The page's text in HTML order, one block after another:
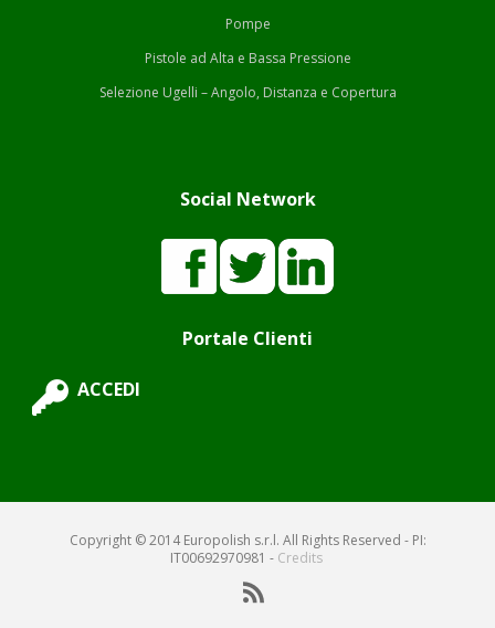
Pompe
Pistole ad Alta e Bassa Pressione
Selezione Ugelli – Angolo, Distanza e Copertura
Social Network
Portale Clienti
ACCEDI
Copyright © 2014 Europolish s.r.l. All Rights Reserved - PI:
IT00692970981 - Credits